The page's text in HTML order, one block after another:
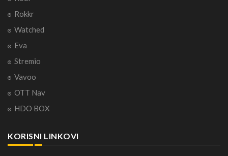
Rokkr
Watched
Eva
Stremio
Vavoo
OTT Nav
HDO BOX
KORISNI LINKOVI